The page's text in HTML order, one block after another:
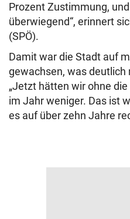
Prozent Zustimmung,
überwiegend“, erinnert
(SPÖ).
Damit war die Stadt auf
gewachsen, was
„Jetzt hätten wir ohne
im Jahr weniger. Das ist
es auf über zehn Jahre